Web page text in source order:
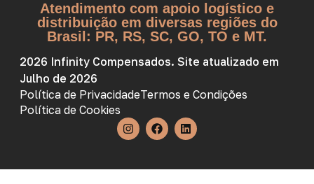
Atendimento com apoio logístico e
distribuição em diversas regiões do
Brasil: PR, RS, SC, GO, TO e MT.
2026 Infinity Compensados. Site atualizado em
Julho de 2026
Política de PrivacidadeTermos e Condições
Política de Cookies